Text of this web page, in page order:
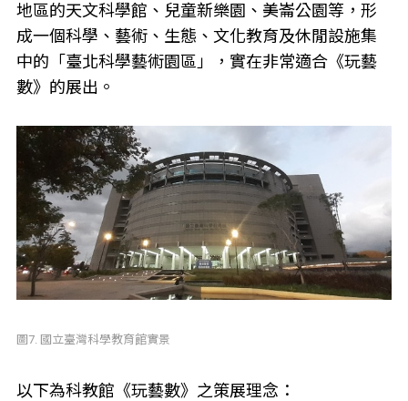
地區的天文科學館、兒童新樂園、美崙公園等，形
成一個科學、藝術、生態、文化教育及休閒設施集
中的「臺北科學藝術園區」，實在非常適合《玩藝
數》的展出。
圖7. 國立臺灣科學教育館實景
以下為科教館《玩藝數》之策展理念：